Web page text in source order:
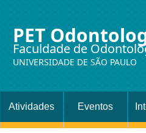
PET
Faculdade de
UNIVERSIDADE DE SÃO PAULO
Atividades Eventos